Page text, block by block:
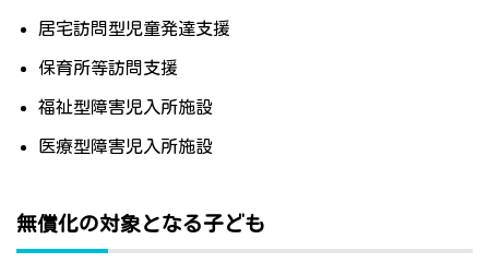
居宅訪問型児童発達支援
保育所等訪問支援
福祉型障害児入所施設
医療型障害児入所施設
無償化の対象となる子ども